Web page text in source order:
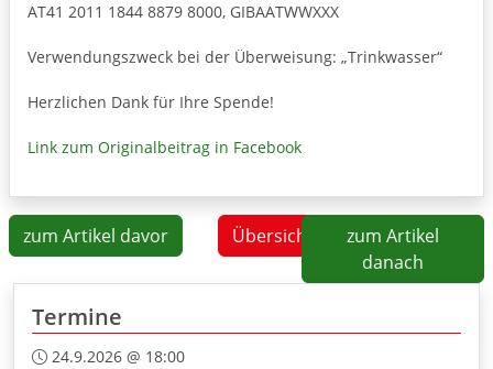
AT41 2011 1844 8879 8000, GIBAATWWXXX
Verwendungszweck bei der Überweisung: „Trinkwasser“
Herzlichen Dank für Ihre Spende!
Link zum Originalbeitrag in Facebook
zum Artikel davor Übersicht
zum Artikel
danach
Termine
24.9.2026 @ 18:00